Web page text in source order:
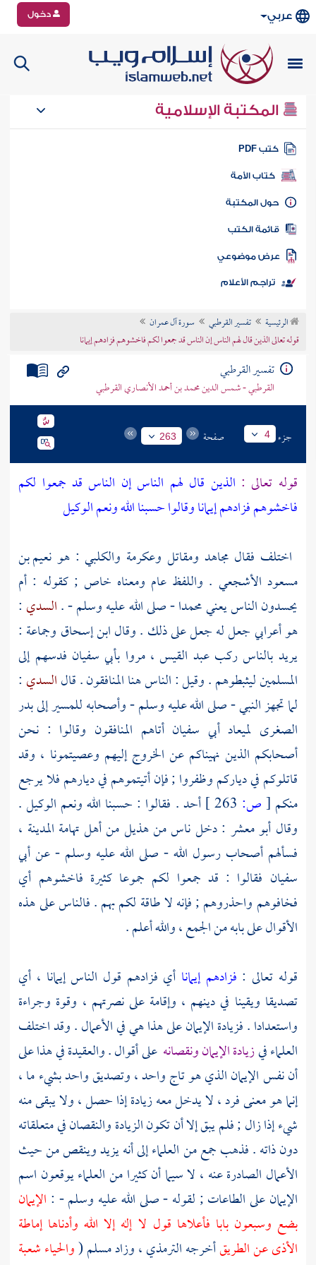
عربي دخول
المكتبة الإسلامية
كتب PDF
كتاب الأمة
المكتبة
الكتب
موضوعي
تراجم الأعلام
الرئيسية تفسير القرطبي
سورة آل عمران
قوله تعالى الذين قال لهم الناس إن الناس قد جمعوا لكم فاخشوهم فزادهم إيمانا
تفسير القرطبي
القرطبي - شمس الدين محمد بن أحمد الأنصاري القرطبي
جزء 4 صفحة 263
قوله تعالى : الذين قال لهم الناس إن الناس قد جمعوا لكم
فاخشوهم فزادهم إيمانا وقالوا حسبنا الله ونعم الوكيل
اختلف فقال مجاهد ومقاتل وعكرمة والكلبي : هو نعيم بن
مسعود الأشجعي . واللفظ عام ومعناه خاص ; كقوله : أم
يحسدون الناس يعنيمحمدا- صلى الله عليه وسلم - .السدي :
هو أعرابي جعل له جعل على ذلك . وقال ابن إسحاق وجماعة :
يريد بالناس ركبعبد القيس ، مروا بأبي سفيان فدسهم إلى
المسلمين ليثبطوهم . وقيل : الناس هنا المنافقون . قالالسدي :
لما تجهز النبي - صلى الله عليه وسلم - وأصحابه للمسير إلىبدر
الصغرى لميعادأبي سفيانأتاهم المنافقون وقالوا : نحن
أصحابكم الذين نهيناكم عن الخروج إليهم وعصيتمونا ، وقد
قاتلوكم في دياركم وظفروا ; فإن أتيتموهم في ديارهم فلا يرجع
منكم [ص:
أحد . فقالوا : حسبنا الله ونعم الوكيل .
وقال أبو معشر : دخل ناس من هذيل من أهل تهامة المدينة ،
فسألهم أصحاب رسول الله - صلى الله عليه وسلم - عنأبي
سفيان فقالوا : قد جمعوا لكم جموعا كثيرة فاخشوهم أي
فخافوهم واحذروهم ; فإنه لا طاقة لكم بهم . فالناس على هذه
الأقوال على بابه من الجمع ، والله أعلم .
قوله تعالى : فزادهم إيمانا أي فزادهم قول الناس إيمانا ، أي
تصديقا ويقينا في دينهم ، وإقامة على نصرتهم ، وقوة وجراءة
واستعدادا . فزيادة الإيمان على هذا هي في الأعمال . وقد اختلف
العلماء فيزيادة الإيمان ونقصانه على أقوال . والعقيدة في هذا على
أن نفس الإيمان الذي هو تاج واحد ، وتصديق واحد بشيء ما ،
إنما هو معنى فرد ، لا يدخل معه زيادة إذا حصل ، ولا يبقى منه
شيء إذا زال ; فلم يبق إلا أن تكون الزيادة والنقصان في متعلقاته
دون ذاته . فذهب جمع من العلماء إلى أنه يزيد وينقص من حيث
الأعمال الصادرة عنه ، لا سيما أن كثيرا من العلماء يوقعون اسم
الإيمان على الطاعات ; لقوله - صلى الله عليه وسلم - : الإيمان
بضع وسبعون بابا فأعلاها قول لا إله إلا الله وأدناها إماطة
الأذى عن الطريقأخرجهالترمذي، وزادمسلم(والحياء شعبة